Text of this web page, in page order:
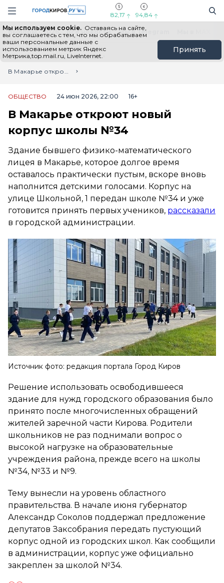
Навигация сайта
82,17 94,84
Мы используем cookie. Оставаясь на сайте,
вы соглашаетесь с тем, что мы обрабатываем
ваши персональные данные с
использованием метрик Яндекс
Метрика,top.mail.ru, LiveInternet.
Принять
Выборы - 2026 Все новости Мы в Telegram
Главная
Лента новостей
В Макарье откроют новый корпус школы №34
ОБЩЕСТВО 24 июн 2026, 22:00 16+
В Макарье откроют новый
корпус школы №34
Здание бывшего физико-математического
лицея в Макарье, которое долгое время
оставалось практически пустым, вскоре вновь
наполнится детскими голосами. Корпус на
улице Школьной, 1 передан школе №34 и уже
готовится принять первых учеников, рассказали
в городской администрации.
Источник фото: редакция портала Город Киров
Решение использовать освободившееся
здание для нужд городского образования было
принято после многочисленных обращений
жителей заречной части Кирова. Родители
школьников не раз поднимали вопрос о
высокой нагрузке на образовательные
учреждения района, прежде всего на школы
№34, №33 и №9.
Тему вынесли на уровень областного
правительства. В начале июня губернатор
Александр Соколов поддержал предложение
депутатов Заксобрания передать пустующий
корпус одной из городских школ. Как сообщили
в администрации, корпус уже официально
закреплен за школой №34.